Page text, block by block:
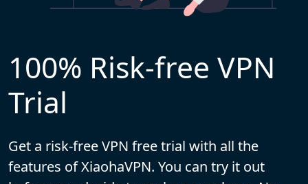
100% Risk-free VPN
Trial
Get a risk-free VPN free trial with all the
features of XiaohaVPN. You can try it out